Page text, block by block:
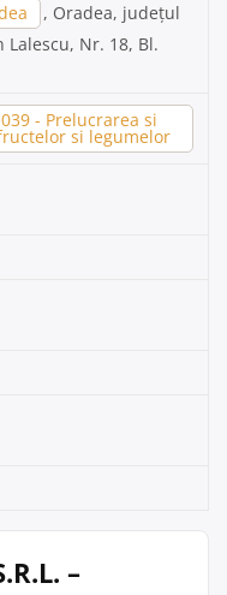
, Oradea, județul
Lalescu, Nr. 18, Bl.
- Prelucrarea si
si legumelor
–